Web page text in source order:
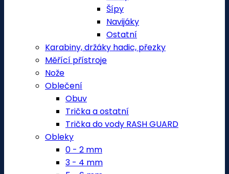
Šípy
Navijáky
Ostatní
Karabiny, držáky hadic, přezky
Měřící přístroje
Nože
Oblečení
Obuv
Trička a ostatní
Trička do vody RASH GUARD
Obleky
0 - 2 mm
3 - 4 mm